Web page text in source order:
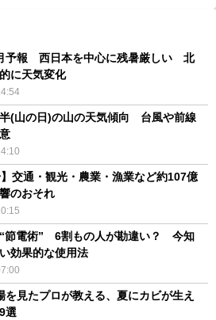
予報 西日本を中心に残暑厳しい 北
に天気変化
(山の日)の山の天気傾向 台風や前線
】交通・観光・農業・漁業など約107億
のおそれ
“節電術” 6割もの人が勘違い？ 今知
効果的な使用法
を見たプロが教える、夏にカビが生え
選